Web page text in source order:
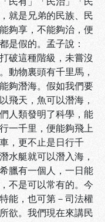
就是兄弟的民族、民
夠享，不能夠治，便
是假的。孟子說：
破這種階級，未嘗沒
動物裏頭有千里馬，
夠潛海。假如我們要
飛天，魚可以潛海，
人類發明了科學，能
一千里，便能夠飛上
，更不止是日行千
水艇就可以潛入海，
臘有一個人，一日能
不是可以常有的。今
能，也可第－司法權
欲。我們現在來講民